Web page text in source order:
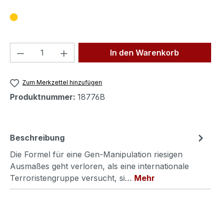
Produkt Anzahl: Gib denIn den Warenkorb
Zum Merkzettel hinzufügen
Produktnummer: 18776B
Beschreibung
Die Formel für eine Gen-Manipulation riesigen
Ausmaßes geht verloren, als eine internationale
Terroristengruppe versucht, si… Mehr